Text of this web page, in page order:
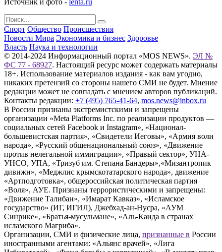
Источник и фото - lenta.ru
Спорт Общество Происшествия
Новости Мира Экономика и бизнес Здоровье
Власть Наука и технологии
© 2014-2024 Информационный портал «MOS NEWS». ЭЛ №
ФС 77 - 68927. Настоящий ресурс может содержать материалы
18+. Использование материалов издания - как вам угодно,
никаких претензий со стороны нашего СМИ не будет. Мнение
редакции может не совпадать с мнением авторов публикаций.
Контакты редакции: +7 (495) 765-41-64, mos.news@inbox.ru
В России признаны экстремистскими и запрещены
организации «Meta Platforms Inc. по реализации продуктов —
социальных сетей Facebook и Instagram», «Национал-
большевистская партия», «Свидетели Иеговы», «Армия воли
народа», «Русский общенациональный союз», «Движение
против нелегальной иммиграции», «Правый сектор», УНА-
УНСО, УПА, «Тризуб им. Степана Бандеры»,«Мизантропик
дивижн», «Меджлис крымскотатарского народа», движение
«Артподготовка», общероссийская политическая партия
«Воля», АУЕ. Признаны террористическими и запрещены:
«Движение Талибан», «Имарат Кавказ», «Исламское
государство» (ИГ, ИГИЛ), Джебхад-ан-Нусра, «АУМ
Синрике», «Братья-мусульмане», «Аль-Каида в странах
исламского Магриба».
Организации, СМИ и физические лица, признанные в России
иностранными агентами: «Альянс врачей», «Лига